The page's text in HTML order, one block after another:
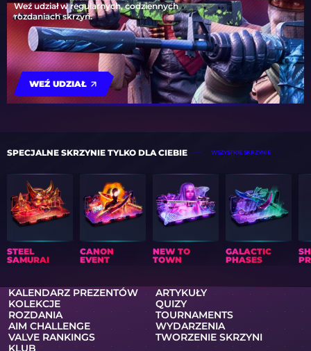
Weź udział w regularnych, codziennych
rozdaniach skrzyń.
WEŹ UDZIAŁ
SPECJALNE SKRZYNIE TYLKO DLA CIEBIE WSZYSTKIE SKRZYNIE
STEEL
SAMURAI
CANON
EVENT
NEW TO
TOWN
GALACTIC
PHASES
KALENDARZ PREZENTÓW
ARTYKUŁY
KOLEKCJE
QUIZY
ROZDANIA
TOURNAMENTS
AIM CHALLENGE
WYDARZENIA
VALVE RANKINGS
TWORZENIE SKRZYNI
KLUB